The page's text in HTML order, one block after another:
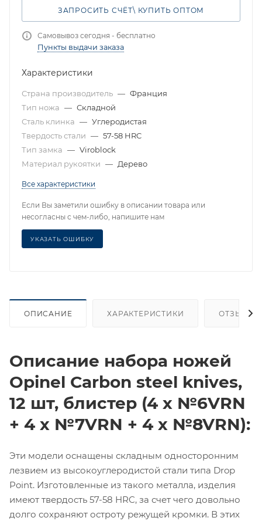
ЗАПРОСИТЬ СЧЁТ\ КУПИТЬ ОПТОМ
Самовывоз сегодня - бесплатно
Пункты выдачи заказа
Характеристики
Страна производитель — Франция
Тип ножа — Складной
Сталь клинка — Углеродистая
Твердость стали — 57-58 HRC
Тип замка — Viroblock
Материал рукоятки — Дерево
Все характеристики
Если Вы заметили ошибку в описании товара или
несогласны с чем-либо, напишите нам
УКАЗАТЬ ОШИБКУ
ОПИСАНИЕ ХАРАКТЕРИСТИКИ ОТЗЫВЫ
Описание набора ножей
Opinel Сarbon steel knives,
12 шт, блистер (4 x №6VRN
+ 4 x №7VRN + 4 x №8VRN):
Эти модели оснащены складным односторонним
лезвием из высокоуглеродистой стали типа Drop
Point. Изготовленные из такого металла, изделия
имеют твердость 57-58 HRC, за счет чего довольно
долго сохраняют остроту режущей кромки. В этих